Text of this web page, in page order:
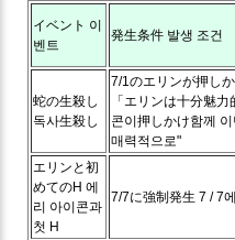
イベント 이
벤트
発生条件 발생 조건
蛇の生殺し
독사生殺し
7/1のエリンが押し
「エリンは十分魅力
콘이押しかけ함께
매력적으로"
エリンと初
めてのH 에
리 아이콘과
첫 H
7/7に強制発生 7 / 7